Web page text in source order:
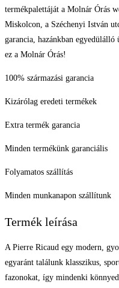
termékpalettáját a Molnár Órás
Miskolcon, a Széchenyi István
garancia, hazánkban egyedülálló
ez a Molnár Órás!
100% származási garancia
Kizárólag eredeti termékek
Extra termék garancia
Minden termékünk garanciális
Folyamatos szállítás
Minden munkanapon szállítunk
Termék leírása
A Pierre Ricaud egy modern,
egyaránt találunk klasszikus,
fazonokat, így mindenki